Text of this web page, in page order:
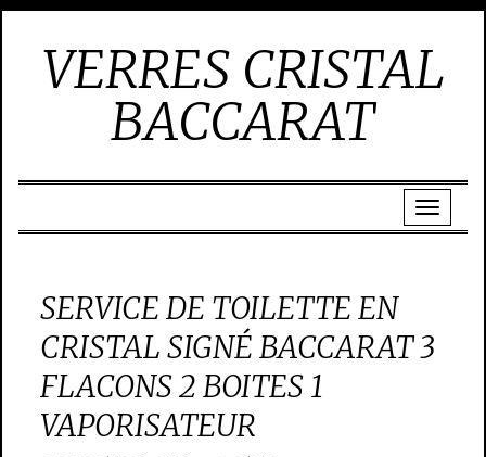
VERRES CRISTAL
BACCARAT
SERVICE DE TOILETTE EN
CRISTAL SIGNÉ BACCARAT 3
FLACONS 2 BOITES 1
VAPORISATEUR